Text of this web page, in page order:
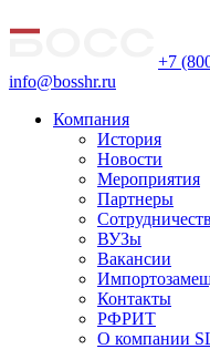
+7
info@bosshr.ru
Компания
История
Новости
Мероприятия
Партнеры
ВУЗы
Вакансии
Контакты
РФРИТ
О компании